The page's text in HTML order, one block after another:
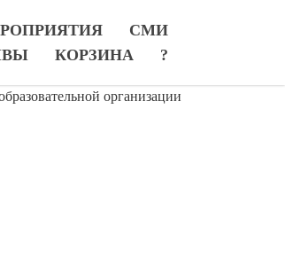
СМИ
КОРЗИНА ?
организации